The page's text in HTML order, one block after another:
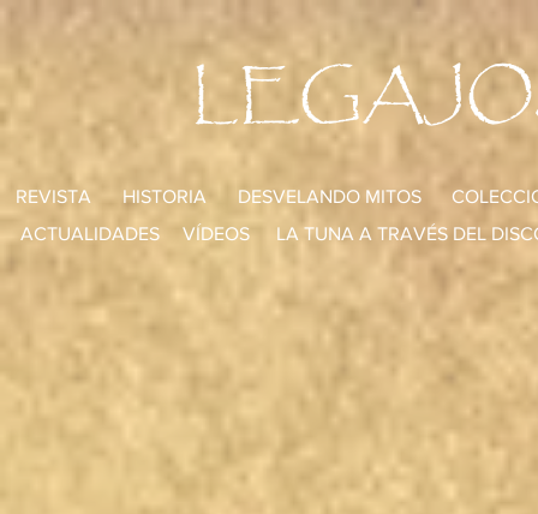
REVISTA HISTORIA DESVELANDO MITOS
ACTUALIDADES
LA TUNA A TRAVÉS DEL
VÍDEOS